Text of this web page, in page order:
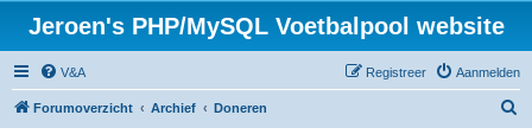
Jeroen's PHP/MySQL Voetbalpool website
V&A Aanmelden
Registreer
Forumoverzicht Archief Doneren